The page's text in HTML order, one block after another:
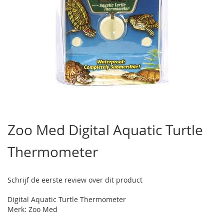
het
begin
van
de
gallerij
Zoo Med Digital Aquatic Turtle
Thermometer
Schrijf de eerste review over dit product
Digital Aquatic Turtle Thermometer
Merk: Zoo Med